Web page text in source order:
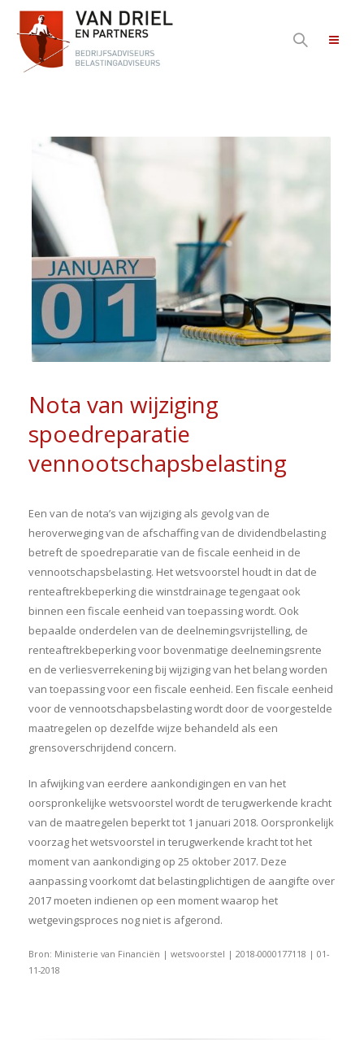
Nota van wijziging
spoedreparatie
vennootschapsbelasting
Een van de nota’s van wijziging als gevolg van de
heroverweging van de afschaffing van de dividendbelasting
betreft de spoedreparatie van de fiscale eenheid in de
vennootschapsbelasting. Het wetsvoorstel houdt in dat de
renteaftrekbeperking die winstdrainage tegengaat ook
binnen een fiscale eenheid van toepassing wordt. Ook
bepaalde onderdelen van de deelnemingsvrijstelling, de
renteaftrekbeperking voor bovenmatige deelnemingsrente
en de verliesverrekening bij wijziging van het belang worden
van toepassing voor een fiscale eenheid. Een fiscale eenheid
voor de vennootschapsbelasting wordt door de voorgestelde
maatregelen op dezelfde wijze behandeld als een
grensoverschrijdend concern.
In afwijking van eerdere aankondigingen en van het
oorspronkelijke wetsvoorstel wordt de terugwerkende kracht
van de maatregelen beperkt tot 1 januari 2018. Oorspronkelijk
voorzag het wetsvoorstel in terugwerkende kracht tot het
moment van aankondiging op 25 oktober 2017. Deze
aanpassing voorkomt dat belastingplichtigen de aangifte over
2017 moeten indienen op een moment waarop het
wetgevingsproces nog niet is afgerond.
Bron: Ministerie van Financiën | wetsvoorstel | 2018-0000177118 | 01-
11-2018